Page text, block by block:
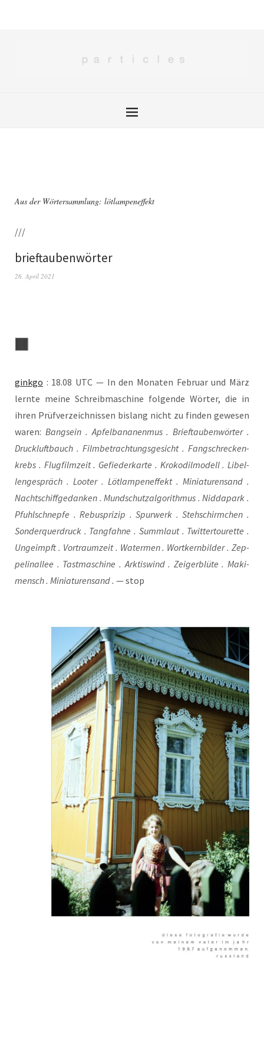
Aus der Wörtersammlung: lötlampeneffekt
///
brieftaubenwörter
26. April 2021
gink­go : 18.08 UTC — In den Mona­ten Febru­ar und März
lern­te mei­ne Schreib­ma­schi­ne fol­gen­de Wör­ter, die in
ihren Prüf­ver­zeich­nis­sen bis­lang nicht zu fin­den gewe­sen
waren: Bang­sein . Apfel­ba­na­nen­mus . Brief­tau­ben­wör­ter .
Druck­luft­bauch . Film­be­trach­tungs­ge­sicht . Fang­schre­cken­
krebs . Flug­film­zeit . Gefie­der­kar­te . Kro­ko­dil­mo­dell . Libel­
len­ge­spräch . Loo­ter . Löt­lam­pen­ef­fekt . Minia­tu­ren­sand .
Nacht­schiff­ge­dan­ken . Mund­schutz­al­go­rith­mus . Nid­da­park .
Pfuhl­schnep­fe . Rebuspri­zip . Spur­werk . Steh­schirm­chen .
Son­der­quer­druck . Tang­fah­ne . Summ­laut . Twit­ter­tour­et­te .
Unge­impft . Vor­traum­zeit . Water­men . Wort­kern­bil­der . Zep­
pe­lin­al­lee . Tast­ma­schi­ne . Ark­tis­wind . Zei­ger­blü­te . Maki­
mensch . Minia­tu­ren­sand . — stop